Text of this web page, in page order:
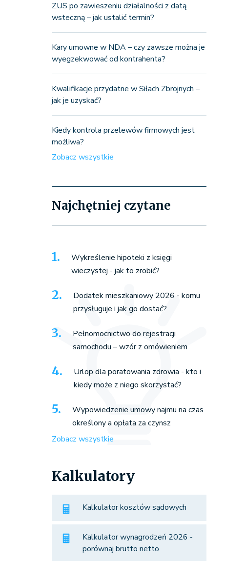
ZUS po zawieszeniu działalności z datą
wsteczną – jak ustalić termin?
Kary umowne w NDA – czy zawsze można je
wyegzekwować od kontrahenta?
Kwalifikacje przydatne w Siłach Zbrojnych –
jak je uzyskać?
Kiedy kontrola przelewów firmowych jest
możliwa?
Zobacz wszystkie
Najchętniej czytane
Wykreślenie hipoteki z księgi
wieczystej - jak to zrobić?
Dodatek mieszkaniowy 2026 - komu
przysługuje i jak go dostać?
Pełnomocnictwo do rejestracji
samochodu – wzór z omówieniem
Urlop dla poratowania zdrowia - kto i
kiedy może z niego skorzystać?
Wypowiedzenie umowy najmu na czas
określony a opłata za czynsz
Zobacz wszystkie
Kalkulatory
Kalkulator kosztów sądowych
Kalkulator wynagrodzeń 2026 -
porównaj brutto netto